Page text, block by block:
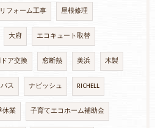
フォーム工事 屋根修理
大府 エコキュート取替
ア交換 窓断熱 美浜 木製
ス ナビッシュ RICHELL
休業 子育てエコホーム補助金